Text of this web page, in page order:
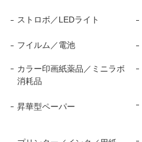
ストロボ／LEDライト
フイルム／電池
カラー印画紙薬品／ミニラボ
消耗品
昇華型ペーパー